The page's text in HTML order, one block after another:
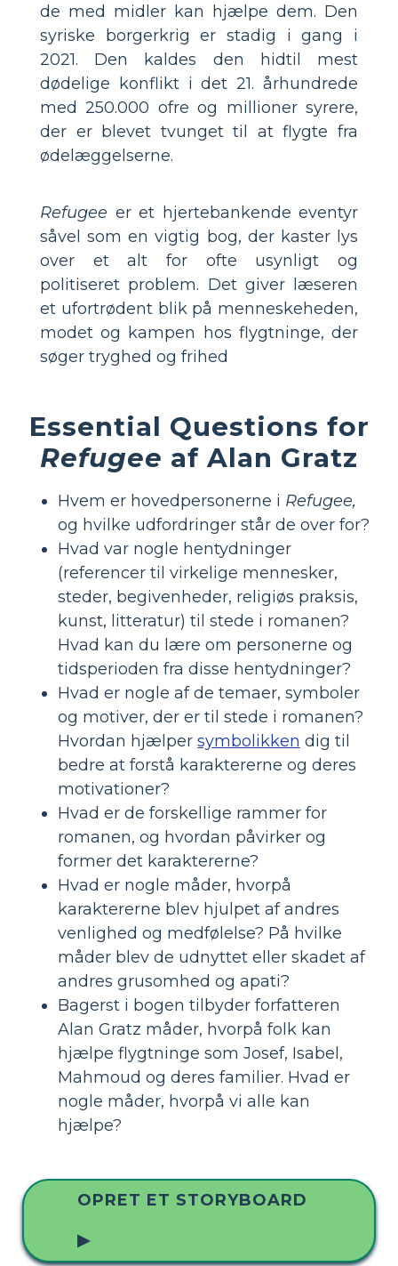
de med midler kan hjælpe dem. Den
syriske borgerkrig er stadig i gang i
2021. Den kaldes den hidtil mest
dødelige konflikt i det 21. århundrede
med 250.000 ofre og millioner syrere,
der er blevet tvunget til at flygte fra
ødelæggelserne.
Refugee er et hjertebankende eventyr
såvel som en vigtig bog, der kaster lys
over et alt for ofte usynligt og
politiseret problem. Det giver læseren
et ufortrødent blik på menneskeheden,
modet og kampen hos flygtninge, der
søger tryghed og frihed
Essential Questions for
Refugee af Alan Gratz
Hvem er hovedpersonerne i Refugee,
og hvilke udfordringer står de over for?
Hvad var nogle hentydninger
(referencer til virkelige mennesker,
steder, begivenheder, religiøs praksis,
kunst, litteratur) til stede i romanen?
Hvad kan du lære om personerne og
tidsperioden fra disse hentydninger?
Hvad er nogle af de temaer, symboler
og motiver, der er til stede i romanen?
Hvordan hjælper symbolikken dig til
bedre at forstå karaktererne og deres
motivationer?
Hvad er de forskellige rammer for
romanen, og hvordan påvirker og
former det karaktererne?
Hvad er nogle måder, hvorpå
karaktererne blev hjulpet af andres
venlighed og medfølelse? På hvilke
måder blev de udnyttet eller skadet af
andres grusomhed og apati?
Bagerst i bogen tilbyder forfatteren
Alan Gratz måder, hvorpå folk kan
hjælpe flygtninge som Josef, Isabel,
Mahmoud og deres familier. Hvad er
nogle måder, hvorpå vi alle kan
hjælpe?
OPRET ET STORYBOARD
▶